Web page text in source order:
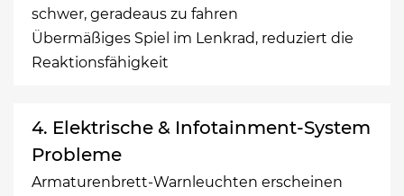
schwer, geradeaus zu fahren
Übermäßiges Spiel im Lenkrad, reduziert die
Reaktionsfähigkeit
4. Elektrische & Infotainment-System
Probleme
Armaturenbrett-Warnleuchten erscheinen